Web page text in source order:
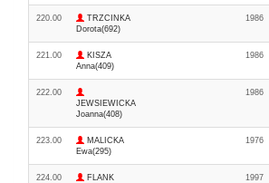
220.00
TRZCINKA
Dorota(692)
1986
221.00
KISZA
Anna(409)
1986
222.00
JEWSIEWICKA
Joanna(408)
1986
223.00
MALICKA
Ewa(295)
1976
224.00
FLANK
1997